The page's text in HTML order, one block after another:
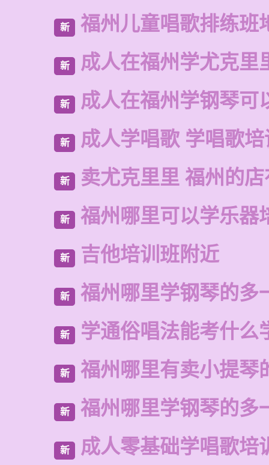
新 福州儿童唱歌排练班
新 成人在福州学尤克里
新 成人在福州学钢琴可
新 成人学唱歌 学唱歌
新 卖尤克里里 福州的
新 福州哪里可以学乐器
新 吉他培训班附近
新 福州哪里学钢琴的多
新 学通俗唱法能考什么
新 福州哪里有卖小提琴
新 福州哪里学钢琴的多
新 成人零基础学唱歌培